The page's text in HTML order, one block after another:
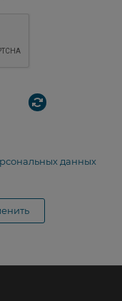
данных